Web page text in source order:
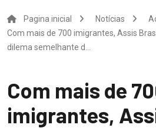
Pagina inicial Notícias
Com mais de 700 imigrantes, Assis
dilema semelhante d...
Com mais de
imigrantes,